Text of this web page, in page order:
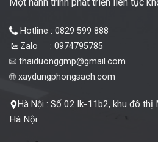
Hotline : 0829 599 888
Zalo : 0974795785
thaiduonggmp@gmail.com
xaydungphongsach.com
Hà Nội : Số 02 lk-11b2, khu đô thị
Hà Nội.